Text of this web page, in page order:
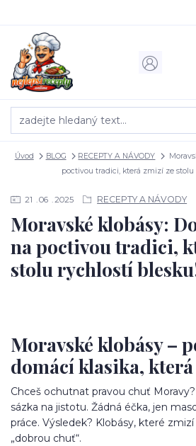
Úvod BLOG RECEPTY A NÁVODY
poctivou tradici, která zmizí ze stolu
21 06 2025 RECEPTY A NÁVODY
Moravské klobásy:
na poctivou tradici,
stolu rychlostí
Moravské klobásy –
domácí klasika,
Chceš ochutnat pravou chuť
sázka na jistotu. Žádná éčka, jen
práce. Výsledek? Klobásy, které
„dobrou chuť“.